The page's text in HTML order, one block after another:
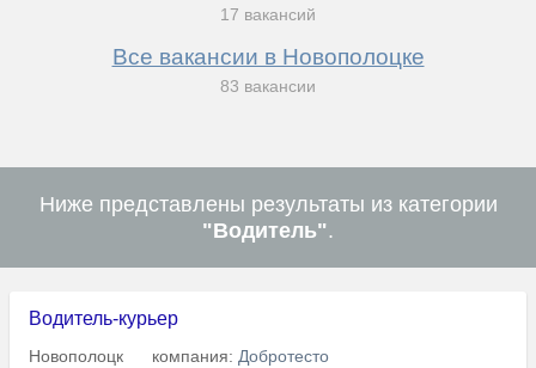
17 вакансий
Все вакансии в Новополоцке
83 вакансии
Ниже представлены результаты из категории
"Водитель".
Водитель-курьер
Новополоцк компания: Добротесто